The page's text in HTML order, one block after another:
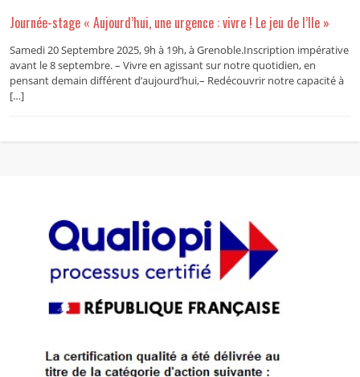
Journée-stage « Aujourd’hui, une urgence : vivre ! Le jeu de l’Ile »
Samedi 20 Septembre 2025, 9h à 19h, à Grenoble.Inscription impérative
avant le 8 septembre. – Vivre en agissant sur notre quotidien, en
pensant demain différent d’aujourd’hui,– Redécouvrir notre capacité à
[…]